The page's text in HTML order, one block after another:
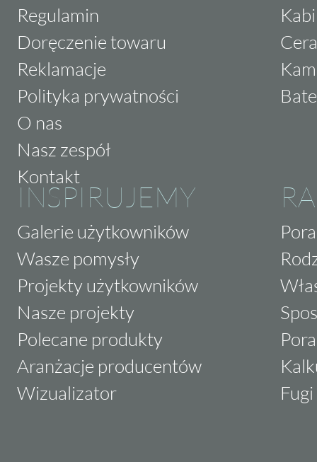
Regulamin
Doręczenie towaru
Reklamacje
Polityka prywatności
O nas
Nasz zespół
Kontakt
INSPIRUJEMY
Galerie użytkowników
Wasze pomysły
Projekty użytkowników
Nasze projekty
Polecane produkty
Aranżacje producentów
Wizualizator